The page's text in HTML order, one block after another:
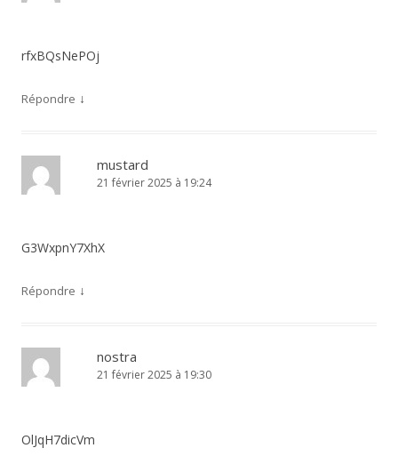
rfxBQsNePOj
Répondre ↓
mustard
21 février 2025 à 19:24
G3WxpnY7XhX
Répondre ↓
nostra
21 février 2025 à 19:30
OlJqH7dicVm